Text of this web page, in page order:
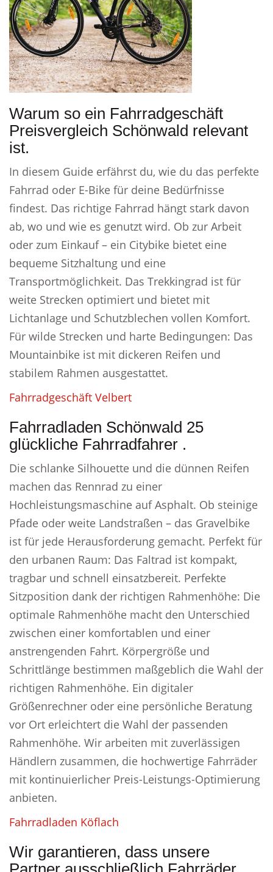
Warum so ein Fahrradgeschäft
Preisvergleich Schönwald relevant
ist.
In diesem Guide erfährst du, wie du das perfekte
Fahrrad oder E-Bike für deine Bedürfnisse
findest. Das richtige Fahrrad hängt stark davon
ab, wo und wie es genutzt wird. Ob zur Arbeit
oder zum Einkauf – ein Citybike bietet eine
bequeme Sitzhaltung und eine
Transportmöglichkeit. Das Trekkingrad ist für
weite Strecken optimiert und bietet mit
Lichtanlage und Schutzblechen vollen Komfort.
Für wilde Strecken und harte Bedingungen: Das
Mountainbike ist mit dickeren Reifen und
stabilem Rahmen ausgestattet.
Fahrradgeschäft Velbert
Fahrradladen Schönwald 25
glückliche Fahrradfahrer .
Die schlanke Silhouette und die dünnen Reifen
machen das Rennrad zu einer
Hochleistungsmaschine auf Asphalt. Ob steinige
Pfade oder weite Landstraßen – das Gravelbike
ist für jede Herausforderung gemacht. Perfekt für
den urbanen Raum: Das Faltrad ist kompakt,
tragbar und schnell einsatzbereit. Perfekte
Sitzposition dank der richtigen Rahmenhöhe: Die
optimale Rahmenhöhe macht den Unterschied
zwischen einer komfortablen und einer
anstrengenden Fahrt. Körpergröße und
Schrittlänge bestimmen maßgeblich die Wahl der
richtigen Rahmenhöhe. Ein digitaler
Größenrechner oder eine persönliche Beratung
vor Ort erleichtert die Wahl der passenden
Rahmenhöhe. Wir arbeiten mit zuverlässigen
Händlern zusammen, die hochwertige Fahrräder
mit kontinuierlicher Preis-Leistungs-Optimierung
anbieten.
Fahrradladen Köflach
Wir garantieren, dass unsere